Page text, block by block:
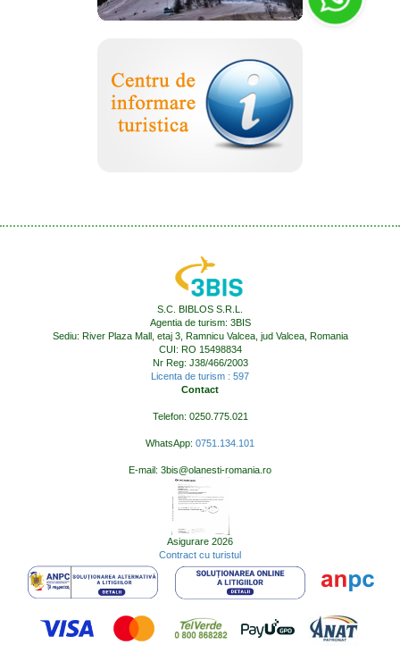
S.C. BIBLOS S.R.L.
Agentia de turism: 3BIS
Sediu: River Plaza Mall, etaj 3, Ramnicu Valcea, jud Valcea, Romania
CUI: RO 15498834
Nr Reg: J38/466/2003
Licenta de turism : 597
Contact
Telefon: 0250.775.021
WhatsApp: 0751.134.101
E-mail: 3bis@olanesti-romania.ro
Asigurare 2026
Contract cu turistul